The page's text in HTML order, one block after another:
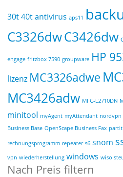
30t40tantivirus aps11
C3326dwC3426dw
engage fritzbox 7590 groupware HP
lizenz MC3326adwe
MC3426adw MFC-L2710DN
minitool myAgent myAttendant nordvpn
Business Base OpenScape Business Fax
rechnungsprogramm repeater s6 snom
vpn wiederherstellung windows wiso
Nach Preis filtern